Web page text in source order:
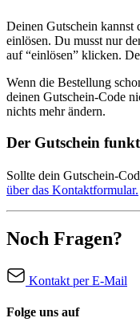
Deinen Gutschein kannst
einlösen. Du musst nur
auf “einlösen” klicken.
Wenn die Bestellung
deinen Gutschein-Code
nichts mehr ändern.
Der Gutschein
Sollte dein Gutschein-
über das Kontaktformular.
Noch Fragen?
Kontakt per E-Mail
Folge uns auf